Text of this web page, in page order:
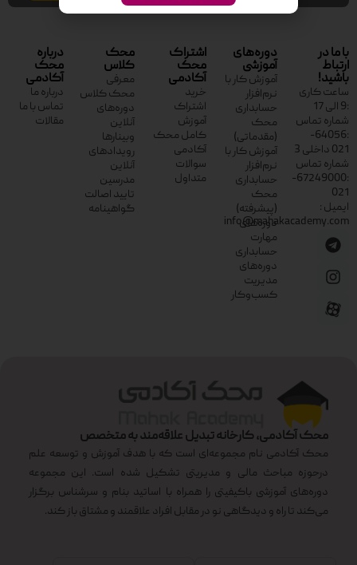
با ما در
ارتباط
باشید!
ساعت کاری
:9 الی 17
شماره تماس
:64056-
021 داخلی 3
شماره تماس
:67249000-
021
ایمیل :
info@mahakacademy.com
دوره‌های
آموزشی
آموزش کار با
نرم‌افزار
حسابداری
محک
(مقدماتی)
آموزش کار با
نرم‌افزار
حسابداری
محک
(پیشرفته)
دوره‌های
مهارت
حسابداری
دوره‌های
مدیریت
کسب‌وکار
اشتراک
محک
آکادمی
خرید
اشتراک
آموزش
کامل محک
آکادمی
سوالات
متداول
محک
کلاس
معرفی
محک کلاس
دوره‌های
آنلاین
وبینارها
رویدادهای
آنلاین
مدرسین
تایید اصالت
گواهینامه
درباره
محک
آکادمی
درباره ما
تماس با ما
مقالات
محک آکادمی، کارخانه تبدیل علاقه‌مند به متخصص
محک آکادمی نام مجموعه‌ای است که با هدف آموزش و توسعه علم
درحوزه مباحث مالی و مدیریتی تشکیل شده است. این مجموعه
دوره‌های آموزشی باکیفیتی را همراه با اساتید بنام و سرشناس برگزار
می‌کند تا راه و دیدگاهی نو در مقابل افراد علاقمند و مشتاق باز کند.